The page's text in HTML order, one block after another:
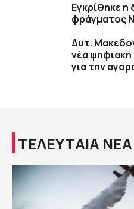
Εγκρίθηκε
φράγματος
Δυτ.
νέα
για την
ΤΕΛΕΥΤΑΙΑ ΝΕΑ